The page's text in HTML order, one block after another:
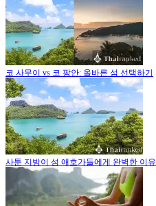
코 사무이 vs 코 팡안: 올바른 섬 선택하기
사툰 지방이 섬 애호가들에게 완벽한 이유